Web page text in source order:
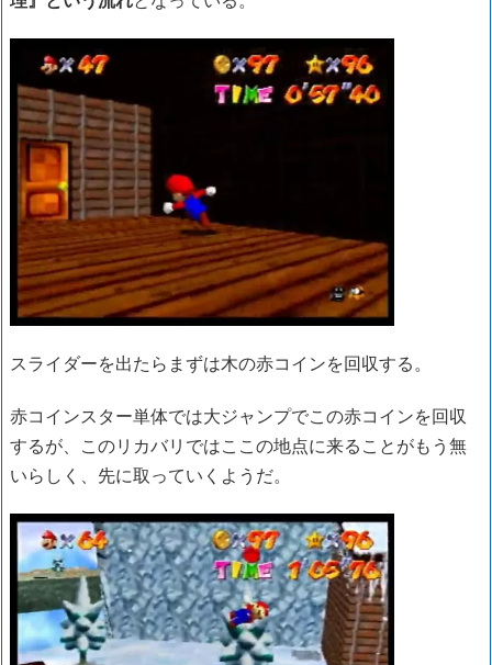
スライダーを出たらまずは木の赤コインを回収する。
赤コインスター単体では大ジャンプでこの赤コインを回収
するが、このリカバリではここの地点に来ることがもう無
いらしく、先に取っていくようだ。